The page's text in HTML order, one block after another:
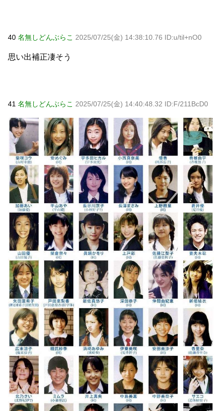
40 名無しどんぶらこ 2025/07/25(金) 14:38:10.76 ID:u/til+nO0
思い出補正凄そう
41 名無しどんぶらこ 2025/07/25(金) 14:40:48.32 ID:F/211BcD0